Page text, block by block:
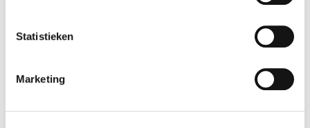
Statistieken
Marketing